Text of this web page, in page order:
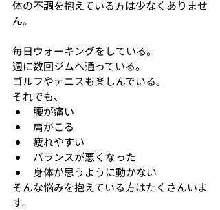
体の不調を抱えている方は少なくありませ
ん。
毎日ウォーキングをしている。
週に数回ジムへ通っている。
ゴルフやテニスも楽しんでいる。
それでも、
腰が痛い
肩がこる
疲れやすい
バランスが悪くなった
身体が思うように動かない
そんな悩みを抱えている方はたくさんいま
す。